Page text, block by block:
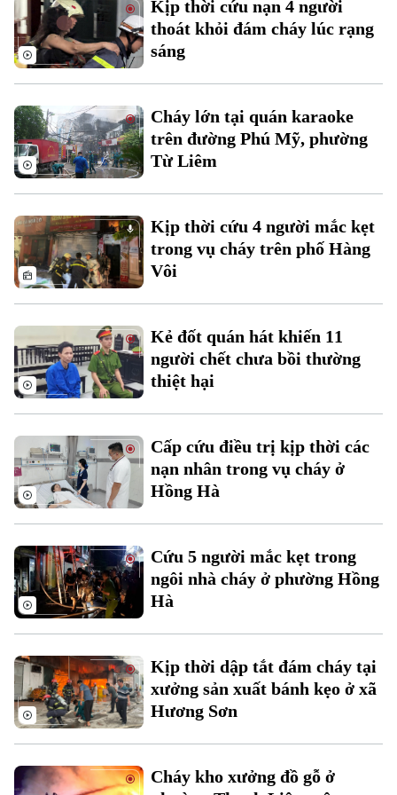
Theo dõi Hà Nội On
Đất đai
Kinh nghiệm
Xe máy
Thị trường
Tuyển sinh
Hướng nghiệp
Tin tức
Di tích
Sức khỏe
Y tế
Dinh dưỡng
Tư vấn sức khỏe
Bóng đá
Quần vợt
Golf
Giải trí
Tin tức
Sao
Điện ảnh
Âm nhạc
Đã phát sóng
Kịp thời cứu nạn 4 người
thoát khỏi đám cháy lúc rạng
sáng
Cháy lớn tại quán karaoke
trên đường Phú Mỹ, phường
Từ Liêm
Kịp thời cứu 4 người mắc kẹt
trong vụ cháy trên phố Hàng
Vôi
Kẻ đốt quán hát khiến 11
người chết chưa bồi thường
thiệt hại
Cấp cứu điều trị kịp thời các
nạn nhân trong vụ cháy ở
Hồng Hà
Cứu 5 người mắc kẹt trong
ngôi nhà cháy ở phường Hồng
Hà
Kịp thời dập tắt đám cháy tại
xưởng sản xuất bánh kẹo ở xã
Hương Sơn
Cháy kho xưởng đồ gỗ ở